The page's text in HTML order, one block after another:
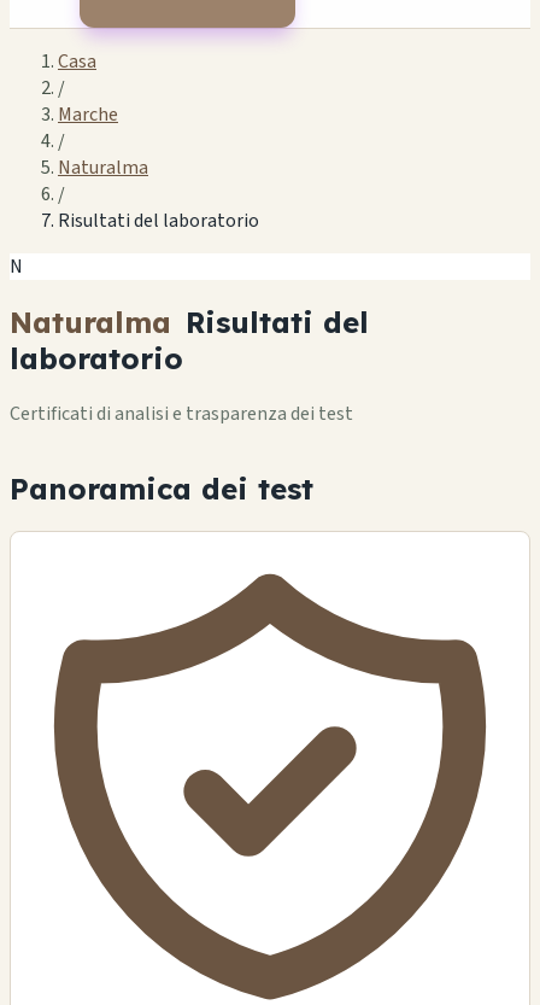
Casa
/
Marche
/
Naturalma
/
Risultati del laboratorio
N
Naturalma Risultati del
laboratorio
Certificati di analisi e trasparenza dei test
Panoramica dei test